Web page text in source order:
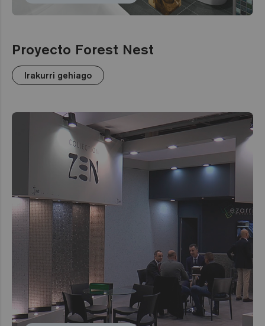
Proyecto Forest Nest
Irakurri gehiago